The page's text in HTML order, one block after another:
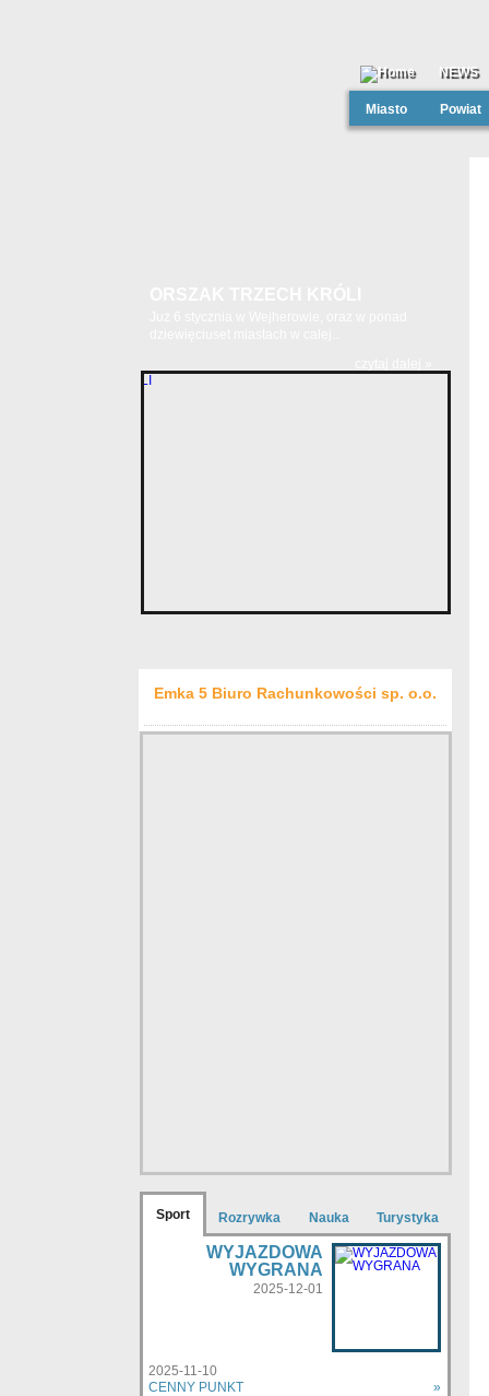
NEWS
Miasto Powiat
Emka 5 Biuro Rachunkowości sp. o.o.
Sport Rozrywka Nauka Turystyka
WYJAZDOWA
WYGRANA
2025-12-01
2025-11-10
CENNY PUNKT
»